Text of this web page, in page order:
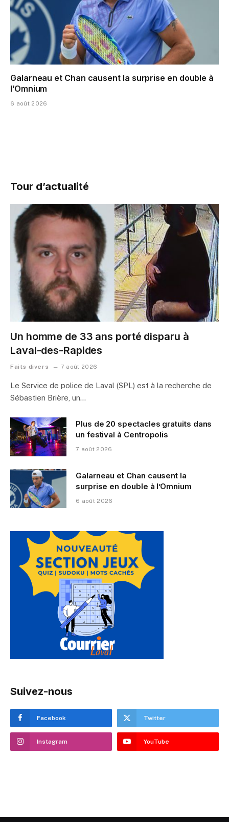
Galarneau et Chan causent la surprise en double à
l’Omnium
6 août 2026
Tour d’actualité
Un homme de 33 ans porté disparu à
Laval-des-Rapides
Faits divers 7 août 2026
Le Service de police de Laval (SPL) est à la recherche de
Sébastien Brière, un…
Plus de 20 spectacles gratuits dans
un festival à Centropolis
7 août 2026
Galarneau et Chan causent la
surprise en double à l’Omnium
6 août 2026
Suivez-nous
Facebook Twitter
Instagram YouTube